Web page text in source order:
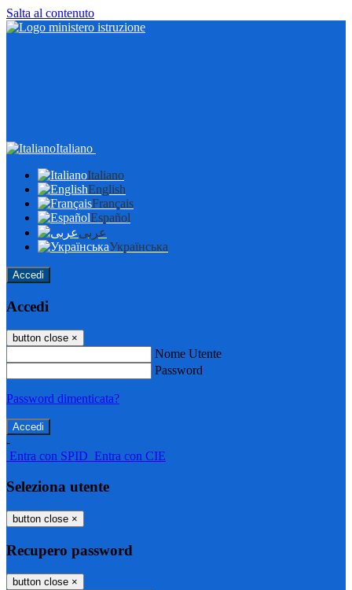
Salta al contenuto
Italiano
Italiano
English
Français
Español
عربى
Українська
Accedi
Accedi
button close ×
Nome Utente
Password
Password dimenticata?
-
Entra con SPID Entra con CIE
Seleziona utente
button close ×
Recupero password
button close ×